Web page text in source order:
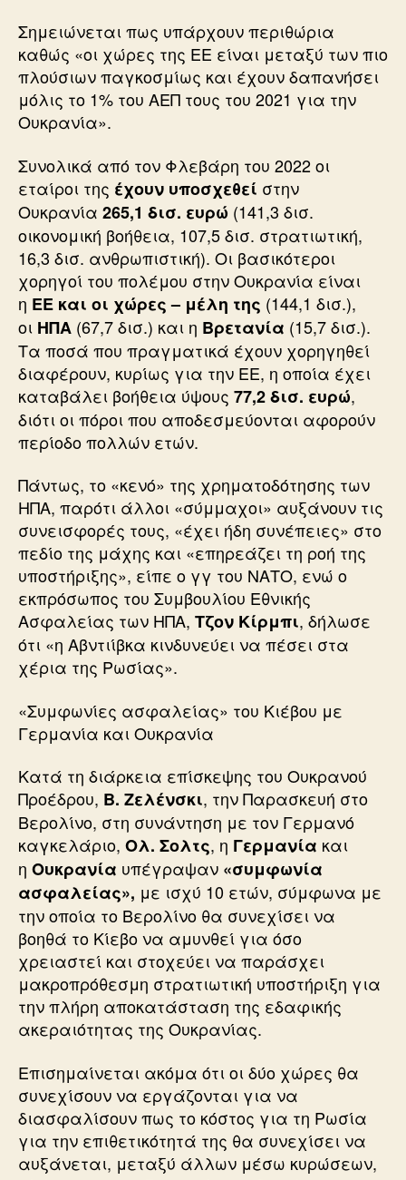
Σημειώνεται πως υπάρχουν περιθώρια
καθώς «οι χώρες της ΕΕ είναι μεταξύ των πιο
πλούσιων παγκοσμίως και έχουν δαπανήσει
μόλις το 1% του ΑΕΠ τους του 2021 για την
Ουκρανία».
Συνολικά από τον Φλεβάρη του 2022 οι
εταίροι της έχουν υποσχεθεί στην
Ουκρανία 265,1 δισ. ευρώ (141,3 δισ.
οικονομική βοήθεια, 107,5 δισ. στρατιωτική,
16,3 δισ. ανθρωπιστική). Οι βασικότεροι
χορηγοί του πολέμου στην Ουκρανία είναι
η ΕΕ και οι χώρες – μέλη της (144,1 δισ.),
οι ΗΠΑ (67,7 δισ.) και η Βρετανία (15,7 δισ.).
Τα ποσά που πραγματικά έχουν χορηγηθεί
διαφέρουν, κυρίως για την ΕΕ, η οποία έχει
καταβάλει βοήθεια ύψους 77,2 δισ. ευρώ,
διότι οι πόροι που αποδεσμεύονται αφορούν
περίοδο πολλών ετών.
Πάντως, το «κενό» της χρηματοδότησης των
ΗΠΑ, παρότι άλλοι «σύμμαχοι» αυξάνουν τις
συνεισφορές τους, «έχει ήδη συνέπειες» στο
πεδίο της μάχης και «επηρεάζει τη ροή της
υποστήριξης», είπε ο γγ του ΝΑΤΟ, ενώ ο
εκπρόσωπος του Συμβουλίου Εθνικής
Ασφαλείας των ΗΠΑ, Τζον Κίρμπι, δήλωσε
ότι «η Αβντιίβκα κινδυνεύει να πέσει στα
χέρια της Ρωσίας».
«Συμφωνίες ασφαλείας» του Κιέβου με
Γερμανία και Ουκρανία
Κατά τη διάρκεια επίσκεψης του Ουκρανού
Προέδρου, Β. Ζελένσκι, την Παρασκευή στο
Βερολίνο, στη συνάντηση με τον Γερμανό
καγκελάριο, Ολ. Σολτς, η Γερμανία και
η Ουκρανία υπέγραψαν «συμφωνία
ασφαλείας», με ισχύ 10 ετών, σύμφωνα με
την οποία το Βερολίνο θα συνεχίσει να
βοηθά το Κίεβο να αμυνθεί για όσο
χρειαστεί και στοχεύει να παράσχει
μακροπρόθεσμη στρατιωτική υποστήριξη για
την πλήρη αποκατάσταση της εδαφικής
ακεραιότητας της Ουκρανίας.
Επισημαίνεται ακόμα ότι οι δύο χώρες θα
συνεχίσουν να εργάζονται για να
διασφαλίσουν πως το κόστος για τη Ρωσία
για την επιθετικότητά της θα συνεχίσει να
αυξάνεται, μεταξύ άλλων μέσω κυρώσεων,